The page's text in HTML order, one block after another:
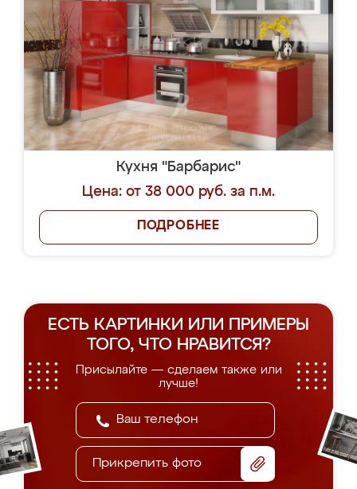
Кухня "Барбарис"
Цена: от 38 000 руб. за п.м.
ПОДРОБНЕЕ
ЕСТЬ КАРТИНКИ ИЛИ ПРИМЕРЫ
ТОГО, ЧТО НРАВИТСЯ?
Присылайте — сделаем также или
лучше!
Прикрепить фото